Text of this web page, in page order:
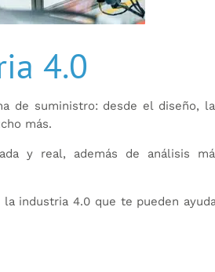
4.0
de suministro: desde el diseño,
más.
y real, además de análisis
industria 4.0 que te pueden